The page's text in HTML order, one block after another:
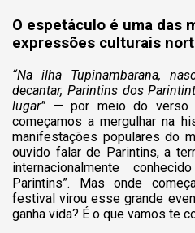
O espetáculo é uma das
expressões culturais
“Na ilha Tupinambarana,
decantar, Parintins dos
lugar” — por meio do verso
começamos a mergulhar na
manifestações populares do
ouvido falar de Parintins, a
internacionalmente
Parintins”. Mas onde
festival virou esse grande
ganha vida? É o que vamos te